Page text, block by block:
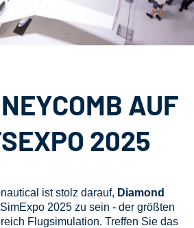
AUF
2025
ist stolz darauf, Diamond
2025 zu sein - der größten
Flugsimulation. Treffen Sie das